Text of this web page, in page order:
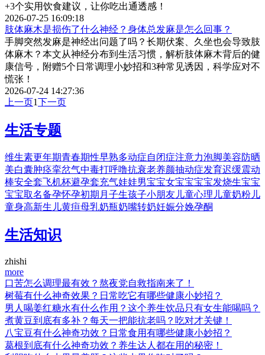
+3个实用饮食建议，让你吃出通透感！
2026-07-25 16:09:18
肢体麻木是损伤了什么神经？身体总发麻是怎么回事？
手脚突然发麻是神经出问题了吗？长期伏案、久坐也会导致肢
体麻木？本文从神经分布到生活习惯，解析肢体麻木背后的健
康信号，附赠5个日常调理小妙招和3种常见诱因，科学应对不
慌张！
2026-07-24 14:27:36
上一页1下一页
生活专题
维生素更年期青春期性早熟多动症自闭症注意力泡脚美容防晒
美白囊肿痉挛岔气中毒打呼噜抗衰老养颜抽动症发育迟缓震动
棒安全套飞机杯避孕套充气娃娃男宝宝女宝宝宝宝发烧生宝宝
宝宝取名备孕怀孕初期 月子生孩子小朋友 儿童心理 儿童奶粉 儿
童身高新生儿黄疸母乳奶瓶奶嘴转奶妊娠分娩孕酮
生活知识
zhishi
more
口苦怎么调理最有效？熬夜党自救指南来了！
树莓有什么神奇效果？日常吃它有哪些健康小妙招？
男人喝姜红糖水有什么作用？这个养生饮品只有女生能喝吗？
煮黄豆到底有多补？每天一把能抗老吗？吃对才关键！
八宝豆有什么神奇功效？日常食用有哪些健康小妙招？
葛根到底有什么神奇功效？养生达人都在用的秘密！